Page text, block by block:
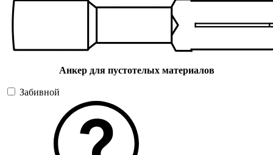
Анкер для пустотелых материалов
Забивной